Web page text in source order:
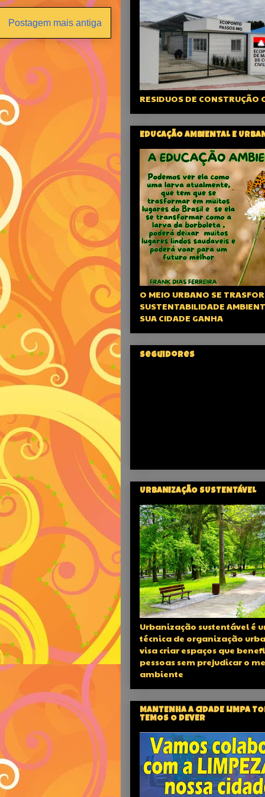
Postagem mais antiga
RESIDUOS DE CONSTRUÇÃO
EDUCAÇÃO AMBIENTAL E
O MEIO URBANO SE
SUSTENTABILIDADE
SUA CIDADE GANHA
Seguidores
URBANIZAÇÃO SUSTENTÁVEL
Urbanização sustentável é
técnica de organização
visa criar espaços que
pessoas sem prejudicar o
ambiente
MANTENHA A CIDADE LIMPA
TEMOS O DEVER